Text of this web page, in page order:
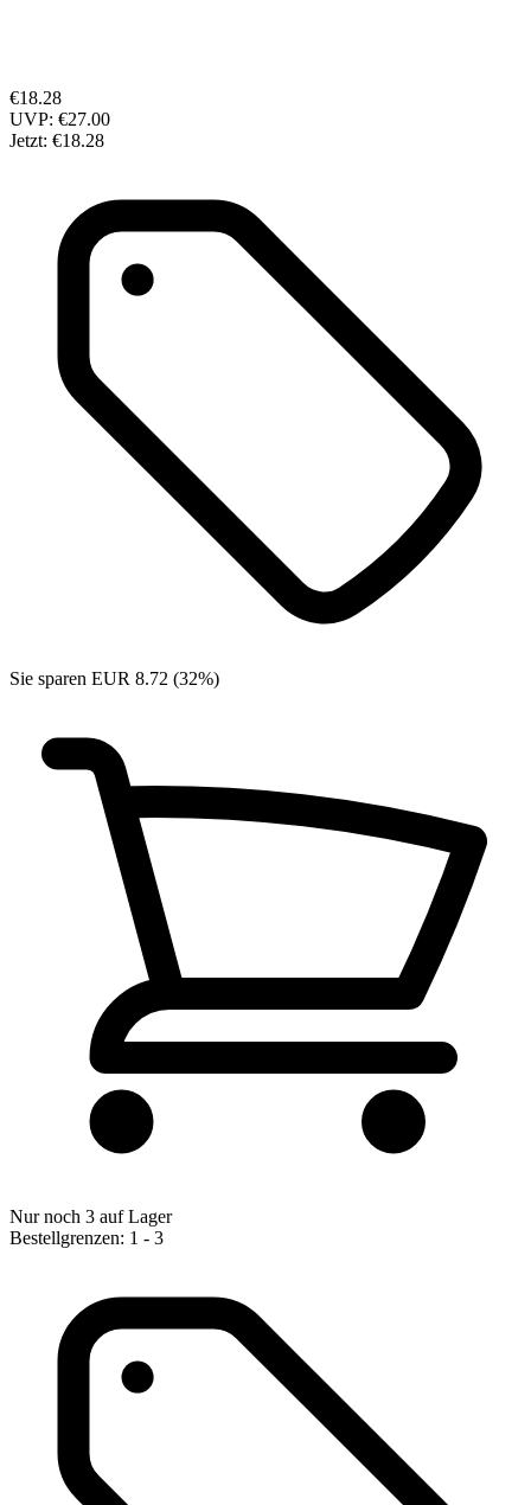
€18.28
UVP: €27.00
Jetzt: €18.28
Sie sparen EUR 8.72 (32%)
Nur noch 3 auf Lager
Bestellgrenzen: 1 - 3